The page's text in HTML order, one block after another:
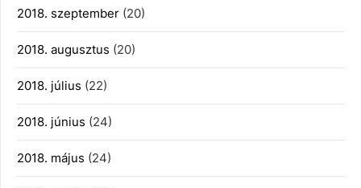
2018. szeptember (20)
2018. augusztus (20)
2018. július (22)
2018. június (24)
2018. május (24)